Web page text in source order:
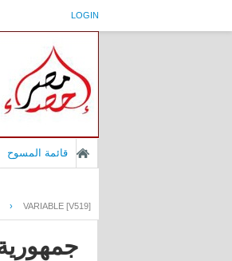
LOGIN
قائمة المسوح
› VARIABLE [V519]